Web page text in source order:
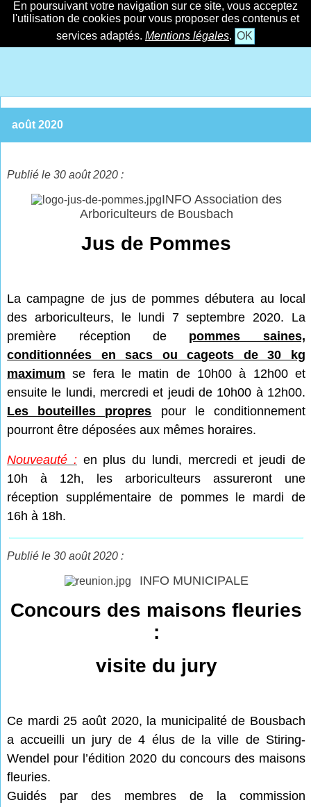
En poursuivant votre navigation sur ce site, vous acceptez
l'utilisation de cookies pour vous proposer des contenus et
services adaptés. Mentions légales. OK
août 2020
Publié le 30 août 2020 :
INFO Association des
Arboriculteurs de Bousbach
Jus de Pommes
La campagne de jus de pommes débutera au local
des arboriculteurs, le lundi 7 septembre 2020. La
première réception de pommes saines,
conditionnées en sacs ou cageots de 30 kg
maximum se fera le matin de 10h00 à 12h00 et
ensuite le lundi, mercredi et jeudi de 10h00 à 12h00.
Les bouteilles propres pour le conditionnement
pourront être déposées aux mêmes horaires.
Nouveauté :en plus du lundi, mercredi et jeudi de
10h à 12h, les arboriculteurs assureront une
réception supplémentaire de pommes le mardi de
16h à 18h.
Publié le 30 août 2020 :
INFO MUNICIPALE
Concours des maisons fleuries
:
visite du jury
Ce mardi 25 août 2020, la municipalité de Bousbach
a accueilli un jury de 4 élus de la ville de Stiring-
Wendel pour l’édition 2020 du concours des maisons
fleuries.
Guidés par des membres de la commission